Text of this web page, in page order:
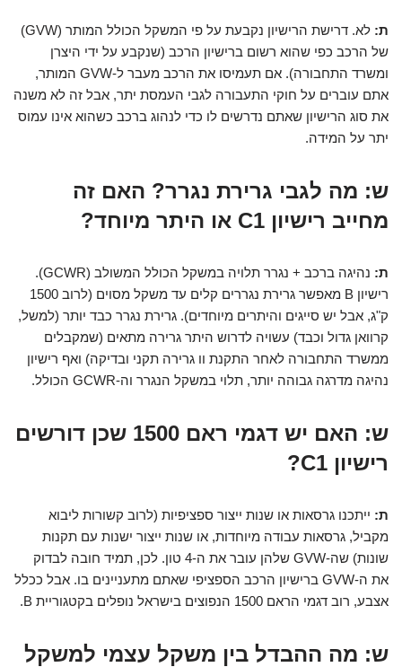
ת:
לא. דרישת הרישיון נקבעת על פי המשקל הכולל המותר (GVW)
של הרכב כפי שהוא רשום ברישיון הרכב (שנקבע על ידי היצרן
ומשרד התחבורה). אם תעמיסו את הרכב מעבר ל-GVW המותר,
אתם עוברים על חוקי התעבורה לגבי העמסת יתר, אבל זה לא משנה
את סוג הרישיון שאתם נדרשים לו כדי לנהוג ברכב כשהוא אינו עמוס
יתר על המידה.
ש: מה לגבי גרירת נגרר? האם זה
מחייב רישיון C1 או היתר מיוחד?
ת:
נהיגה ברכב + נגרר תלויה במשקל הכולל המשולב (GCWR).
רישיון B מאפשר גרירת נגררים קלים עד משקל מסוים (לרוב 1500
ק"ג, אבל יש סייגים והיתרים מיוחדים). גרירת נגרר כבד יותר (למשל,
קרוואן גדול וכבד) עשויה לדרוש היתר גרירה מתאים (שמקבלים
ממשרד התחבורה לאחר התקנת וו גרירה תקני ובדיקה) ואף רישיון
נהיגה מדרגה גבוהה יותר, תלוי במשקל הנגרר וה-GCWR הכולל.
ש: האם יש דגמי ראם 1500 שכן דורשים
רישיון C1?
ת: ייתכנו גרסאות או שנות ייצור ספציפיות (לרוב קשורות ליבוא
מקביל, גרסאות עבודה מיוחדות, או שנות ייצור ישנות עם תקנות
שונות) שה-GVW שלהן עובר את ה-4 טון. לכן, תמיד חובה לבדוק
את ה-GVW ברישיון הרכב הספציפי שאתם מתעניינים בו. אבל ככלל
אצבע, רוב דגמי הראם 1500 הנפוצים בישראל נופלים בקטגוריית B.
ש: מה ההבדל בין משקל עצמי למשקל